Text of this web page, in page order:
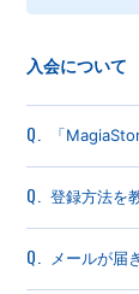
ログイ
入会について
Q. 「
Q. 登録方法を
Q. メールが届